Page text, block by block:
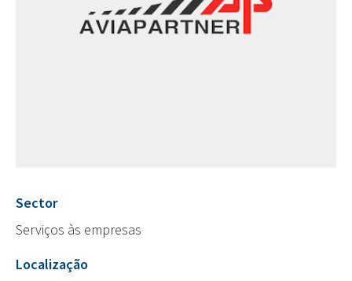
Sector
Serviços às empresas
Localização